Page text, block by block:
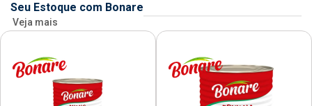
Seu Estoque com Bonare
Veja mais